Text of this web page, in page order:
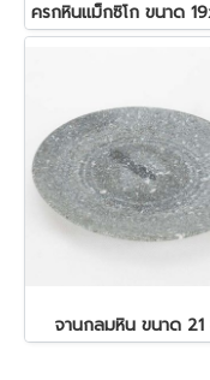
จานกลมหิน ขนาด 21